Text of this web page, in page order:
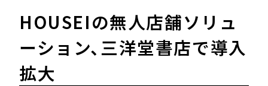
HOUSEIの無人店舗ソリュ
ーション、三洋堂書店で導入
拡大